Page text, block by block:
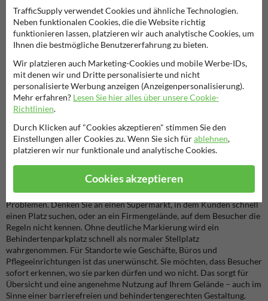
Parken erlaubt
Behindertenparkplatz Schilder
Ein gut sichtbares Behindertenparkplatzschild zeigt sofort, welche
Stellplätze reserviert sind. So verhindern Sie, dass Besucher
verfügbar.
Auf Parkplätzen ohne klare Kennzeichnung kommt es häufig zu
Problemen. Denken Sie an einen Supermarkt, in dem Kunden schnell
einen Platz suchen, oder an ein Firmengelände, auf dem Besucher die
Regeln nicht kennen. Ohne deutliche Markierung wird ein
Behindertenparkplatz schnell als normaler Stellplatz
wahrgenommen. Für Standorte wie Geschäfte, Büros und
Pflegeeinrichtungen ist das unerwünscht. Sie möchten, dass Besucher
sofort erkennen, wo sie parken dürfen und wo nicht. Das sorgt für
Übersicht und eine angenehme Nutzung auf Ihrem Gelände – auch im
Sinne einer barrierefreien und behindertengerechten Gestaltung.
TrafficSupply verwendet Cookies und ähnliche Technologien.
Neben funktionalen Cookies, die die Website richtig
funktionieren lassen, platzieren wir auch analytische Cookies, um
Ihnen die bestmögliche Benutzererfahrung zu bieten.
Wir platzieren auch Marketing-Cookies und mobile Werbe-IDs,
mit denen wir und Dritte personalisierte und nicht
personalisierte Werbung anzeigen (Anzeigenpersonalisierung).
Mehr erfahren? Lesen Sie hier alles über unsere Cookie-
Richtlinien.
Durch Klicken auf "Cookies akzeptieren" stimmen Sie den
Einstellungen aller Cookies zu. Wenn Sie sich fürablehnen,
platzieren wir nur funktionale und analytische Cookies.
Cookies akzeptieren